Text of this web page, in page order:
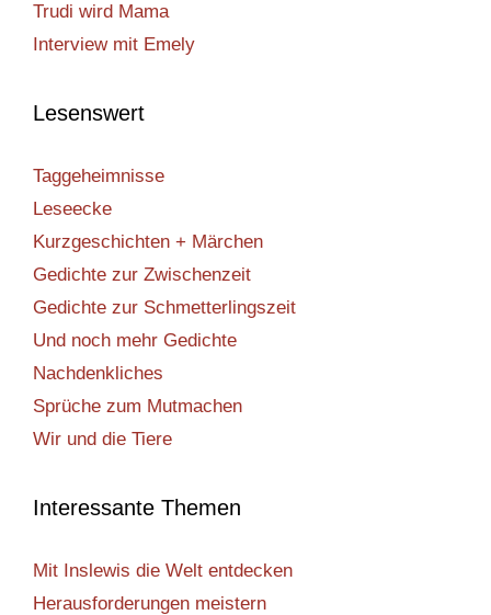
Trudi wird Mama
Interview mit Emely
Lesenswert
Taggeheimnisse
Leseecke
Kurzgeschichten + Märchen
Gedichte zur Zwischenzeit
Gedichte zur Schmetterlingszeit
Und noch mehr Gedichte
Nachdenkliches
Sprüche zum Mutmachen
Wir und die Tiere
Interessante Themen
Mit Inslewis die Welt entdecken
Herausforderungen meistern